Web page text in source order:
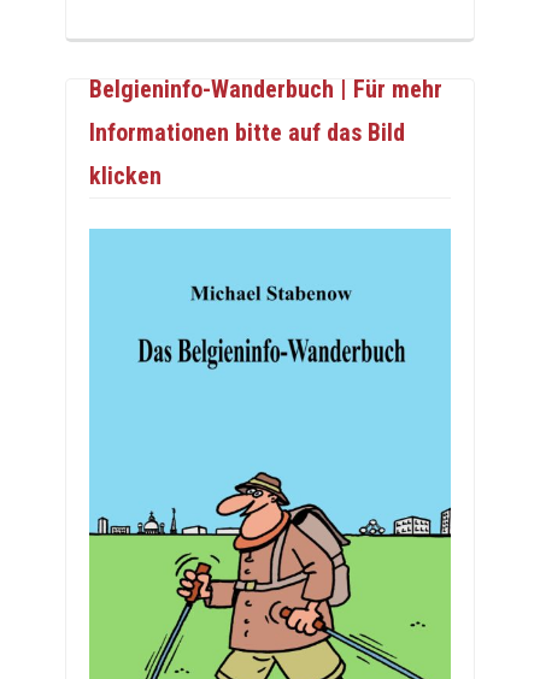
Belgieninfo-Wanderbuch | Für mehr
Informationen bitte auf das Bild
klicken